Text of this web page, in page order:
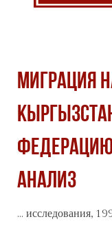
МИГРАЦИЯ
АНАЛИЗ
... исследования,